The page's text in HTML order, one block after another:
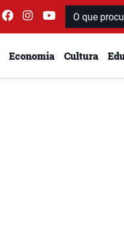
Economia Cultura